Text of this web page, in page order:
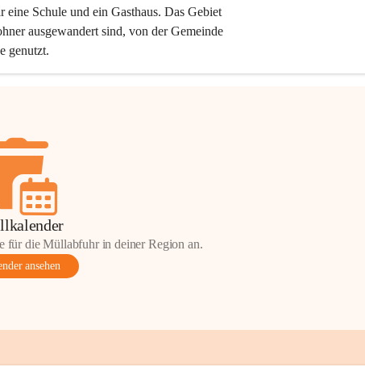
eine Schule und ein Gasthaus. Das Gebiet
ausgewandert sind, von der Gemeinde
genutzt.
für die Müllabfuhr in deiner Region an.
ansehen